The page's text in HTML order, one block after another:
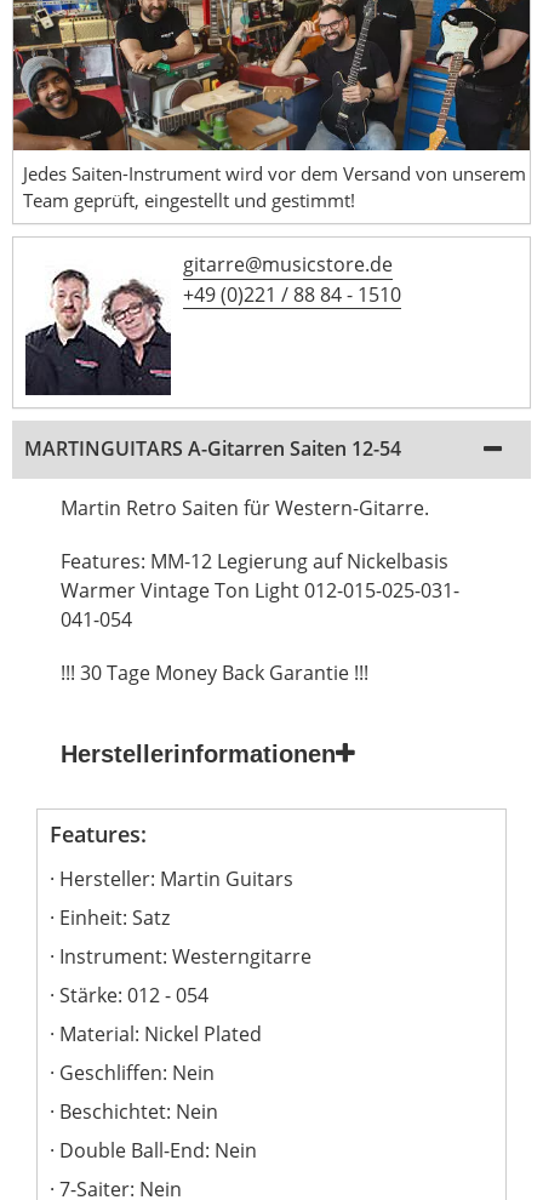
Jedes Saiten-Instrument wird vor dem Versand von unserem
Team geprüft, eingestellt und gestimmt!
gitarre@musicstore.de
+49 (0)221 / 88 84 - 1510
MARTINGUITARS A-Gitarren Saiten 12-54
Martin Retro Saiten für Western-Gitarre.
Features: MM-12 Legierung auf Nickelbasis
Warmer Vintage Ton Light 012-015-025-031-
041-054
!!! 30 Tage Money Back Garantie !!!
Herstellerinformationen
Features:
Hersteller: Martin Guitars
Einheit: Satz
Instrument: Westerngitarre
Stärke: 012 - 054
Material: Nickel Plated
Geschliffen: Nein
Beschichtet: Nein
Double Ball-End: Nein
7-Saiter: Nein